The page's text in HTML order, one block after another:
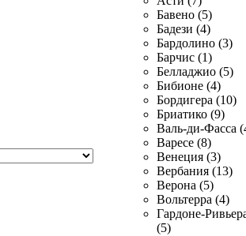
Бавено (5)
Бадези (4)
Бардолино (3)
Барчис (1)
Белладжио (5)
Бибионе (4)
Бордигера (10)
Бриатико (9)
Валь-ди-Фасса
Варесе (8)
Венеция (3)
Вербания (13)
Верона (5)
Вольтерра (4)
Гардоне-
(5)